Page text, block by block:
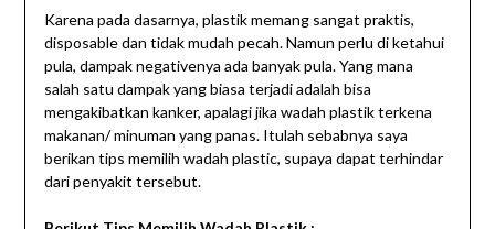
Karena pada dasarnya, plastik memang sangat praktis,
disposable dan tidak mudah pecah. Namun perlu di ketahui
pula, dampak negativenya ada banyak pula. Yang mana
salah satu dampak yang biasa terjadi adalah bisa
mengakibatkan kanker, apalagi jika wadah plastik terkena
makanan/ minuman yang panas. Itulah sebabnya saya
berikan tips memilih wadah plastic, supaya dapat terhindar
dari penyakit tersebut.